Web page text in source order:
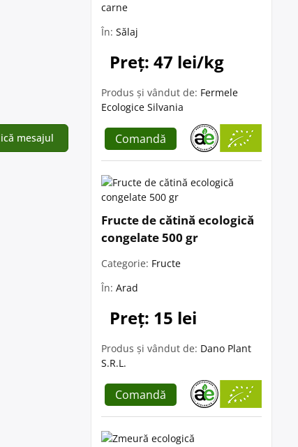
carne
În: Sălaj
Preț: 47 lei/kg
Produs și vândut de: Fermele
Ecologice Silvania
Comandă
Fructe de cătină ecologică
congelate 500 gr
Categorie: Fructe
În: Arad
Preț: 15 lei
Produs și vândut de: Dano Plant
S.R.L.
Comandă